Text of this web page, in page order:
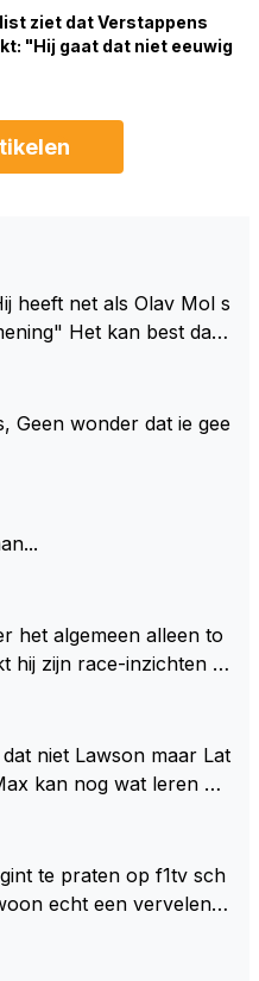
ziet dat Verstappens
"Hij gaat dat niet eeuwig
Het kan best dat
in een tijd zonder r
Geen wonder dat ie gee
het algemeen alleen to
hij zijn race-inzichten q
dus wat dat betreft h
niet Lawson maar Lat
kan nog wat leren va
allemaal met de oge
2 of GOATINES
echt een vervelend